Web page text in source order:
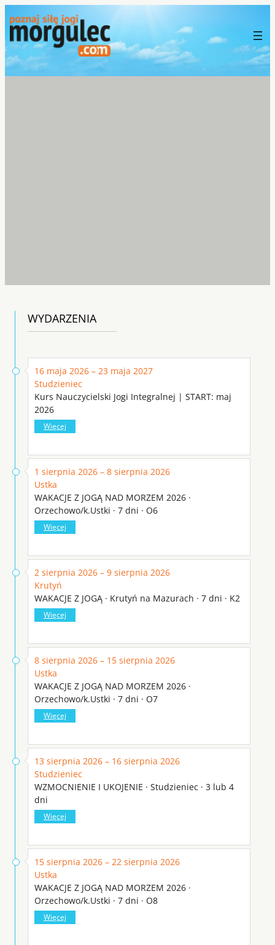
WYDARZENIA
16 maja 2026 – 23 maja 2027
Studzieniec
Kurs Nauczycielski Jogi Integralnej | START: maj
2026
Więcej
1 sierpnia 2026 – 8 sierpnia 2026
Ustka
WAKACJE Z JOGĄ NAD MORZEM 2026 ·
Orzechowo/k.Ustki · 7 dni · O6
Więcej
2 sierpnia 2026 – 9 sierpnia 2026
Krutyń
WAKACJE Z JOGĄ · Krutyń na Mazurach · 7 dni · K2
Więcej
8 sierpnia 2026 – 15 sierpnia 2026
Ustka
WAKACJE Z JOGĄ NAD MORZEM 2026 ·
Orzechowo/k.Ustki · 7 dni · O7
Więcej
13 sierpnia 2026 – 16 sierpnia 2026
Studzieniec
WZMOCNIENIE I UKOJENIE · Studzieniec · 3 lub 4
dni
Więcej
15 sierpnia 2026 – 22 sierpnia 2026
Ustka
WAKACJE Z JOGĄ NAD MORZEM 2026 ·
Orzechowo/k.Ustki · 7 dni · O8
Więcej